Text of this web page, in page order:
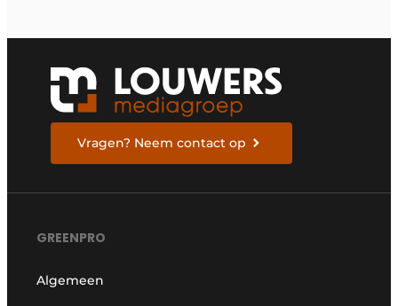
Vragen? Neem contact op
GREENPRO
Algemeen